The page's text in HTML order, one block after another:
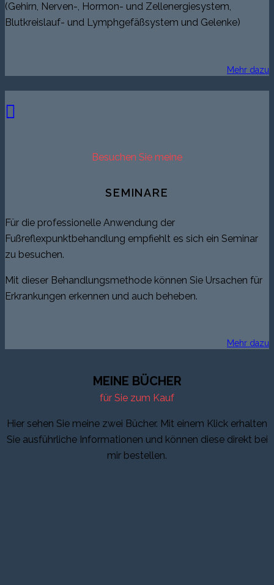
(Gehirn, Nerven-, Hormon- und Zellenergiesystem,
Blutkreislauf- und Lymphgefäßsystem und Gelenke)
Mehr dazu
Besuchen Sie meine
SEMINARE
Für die professionelle Anwendung der
Fußreflexpunktbehandlung empfiehlt es sich ein Seminar
zu besuchen.
Mit dieser Behandlungsmethode können Sie Ursachen für
Erkrankungen erkennen und auch beheben.
Mehr dazu
MEINE BÜCHER
für Sie zum Kauf
Hier sehen Sie meine zwei Bücher. Mit einem Klick erhalten
Sie ausführliche Informationen und können diese direkt bei
mir bestellen.